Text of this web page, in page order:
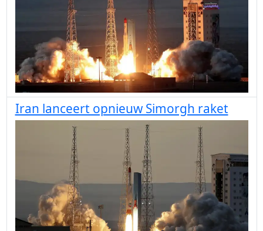
Iran lanceert opnieuw Simorgh raket